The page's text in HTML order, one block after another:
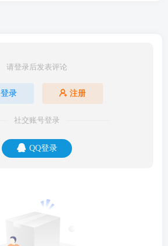
请登录后发表评论
登录 注册
社交账号登录
QQ登录